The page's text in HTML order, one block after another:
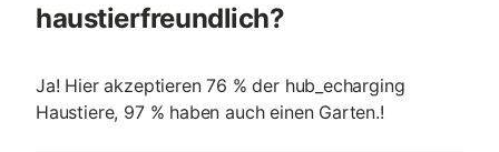
haustierfreundlich?
Ja! Hier akzeptieren 76 % der hub_echarging
Haustiere, 97 % haben auch einen Garten.!